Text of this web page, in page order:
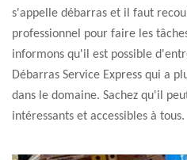
s'appelle débarras et il faut
professionnel pour faire les
informons qu'il est possible
Débarras Service Express qui a
dans le domaine. Sachez qu'il
intéressants et accessibles à tous.